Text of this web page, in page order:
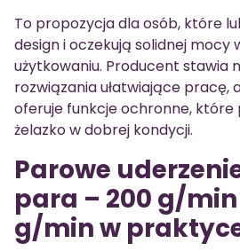
To propozycja dla osób, które
design i oczekują solidnej mocy
użytkowaniu. Producent stawia
rozwiązania ułatwiające pracę,
oferuje funkcje ochronne,
żelazko w dobrej kondycji.
Parowe
para – 200 g/
g/min w